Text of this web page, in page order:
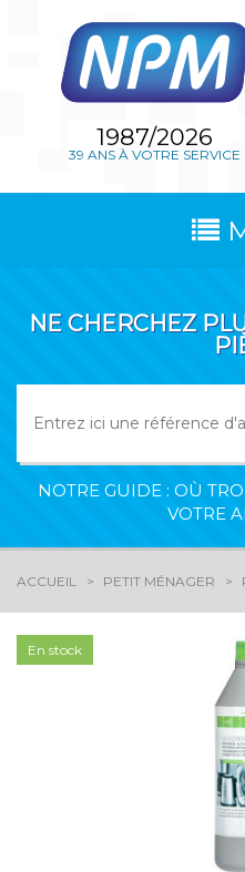
1987/2026
39 ANS À VOTRE SERVICE
NE CHERCHEZ
NOTRE GUIDE : OÙ
VOTRE
ACCUEIL PETIT MÉNAGER
En stock